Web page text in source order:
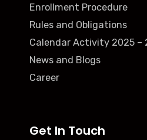
Enrollment Procedure
Rules and Obligations
Calendar Activity 2025 –
News and Blogs
Career
Get In Touch